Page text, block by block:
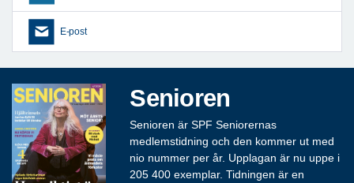
E-post
Senioren
Senioren är SPF Seniorernas
medlemstidning och den kommer ut med
nio nummer per år. Upplagan är nu uppe i
205 400 exemplar. Tidningen är en